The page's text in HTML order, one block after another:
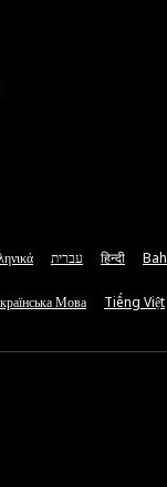
עברית हिन्दी
Мова Tiếng Việt